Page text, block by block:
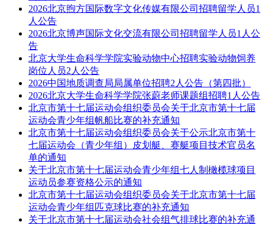
2026北京煦方国际数字文化传媒有限公司招聘留学人员1
人公告
2026北京博声国际文化交流有限公司招聘留学人员1人公
告
北京大学生命科学学院实验动物中心招聘实验动物饲养
岗位人员2人公告
2026中国地质调查局局属单位招聘2人公告（第四批）
2026北京大学生命科学学院张蔚老师课题组招聘1人公告
北京市第十七届运动会组织委员会关于北京市第十七届
运动会青少年组帆船比赛的补充通知
北京市第十七届运动会组织委员会关于公示北京市第十
七届运动会（青少年组）皮划艇、赛艇项目技术官员名
单的通知
关于北京市第十七届运动会青少年组七人制橄榄球项目
运动员参赛资格公示的通知
北京市第十七届运动会组织委员会关于北京市第十七届
运动会青少年组匹克球比赛的补充通知
关于北京市第十七届运动会社会组气排球比赛的补充通